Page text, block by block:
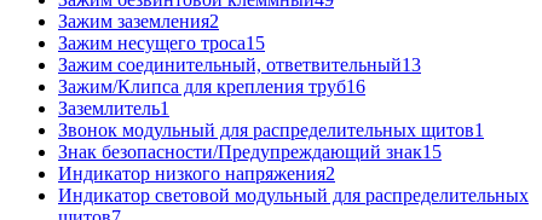
Зажим заземления2
Зажим несущего троса15
Зажим соединительный, ответвительный13
Зажим/Клипса для крепления труб16
Заземлитель1
Звонок модульный для распределительных щитов1
Знак безопасности/Предупреждающий знак15
Индикатор низкого напряжения2
Индикатор световой модульный для распределительных